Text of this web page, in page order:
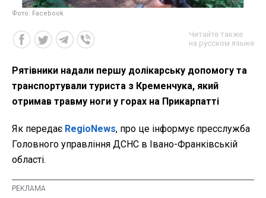
Фото: Facebook
Читайте также
на русском языке
Рятівники надали першу долікарську допомогу та
транспортували туриста з Кременчука, який
отримав травму ноги у горах на Прикарпатті
Як передає RegioNews, про це інформує пресслужба
Головного управління ДСНС в Івано-Франківській
області.